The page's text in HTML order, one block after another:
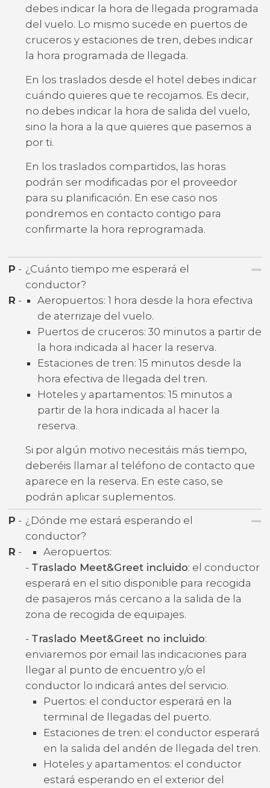
debes indicar la hora de llegada programada
del vuelo. Lo mismo sucede en puertos de
cruceros y estaciones de tren, debes indicar
la hora programada de llegada.
En los traslados desde el hotel debes indicar
cuándo quieres que te recojamos. Es decir,
no debes indicar la hora de salida del vuelo,
sino la hora a la que quieres que pasemos a
por ti.
En los traslados compartidos, las horas
podrán ser modificadas por el proveedor
para su planificación. En ese caso nos
pondremos en contacto contigo para
confirmarte la hora reprogramada.
P - ¿Cuánto tiempo me esperará el
conductor?
R -
Aeropuertos: 1 hora desde la hora efectiva
de aterrizaje del vuelo.
Puertos de cruceros: 30 minutos a partir de
la hora indicada al hacer la reserva.
Estaciones de tren: 15 minutos desde la
hora efectiva de llegada del tren.
Hoteles y apartamentos: 15 minutos a
partir de la hora indicada al hacer la
reserva.
Si por algún motivo necesitáis más tiempo,
deberéis llamar al teléfono de contacto que
aparece en la reserva. En este caso, se
podrán aplicar suplementos.
P - ¿Dónde me estará esperando el
conductor?
R -
Aeropuertos:
- Traslado Meet&Greet incluido: el conductor
esperará en el sitio disponible para recogida
de pasajeros más cercano a la salida de la
zona de recogida de equipajes.
- Traslado Meet&Greet no incluido:
enviaremos por email las indicaciones para
llegar al punto de encuentro y/o el
conductor lo indicará antes del servicio.
Puertos: el conductor esperará en la
terminal de llegadas del puerto.
Estaciones de tren: el conductor esperará
en la salida del andén de llegada del tren.
Hoteles y apartamentos: el conductor
estará esperando en el exterior del